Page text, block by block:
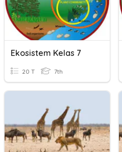
Ekosistem Kelas 7
20 T 7th